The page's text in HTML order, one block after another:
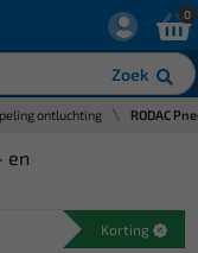
Zoek
0
ontluchting RODAC
en
Korting